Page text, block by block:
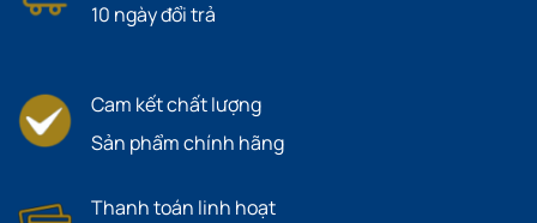
10 ngày đổi trả
Cam kết chất lượng
Sản phẩm chính hãng
Thanh toán linh hoạt